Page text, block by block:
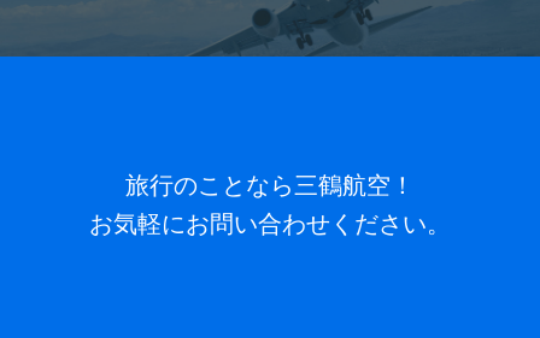
旅行のことなら三鶴航空！
お気軽にお問い合わせください。